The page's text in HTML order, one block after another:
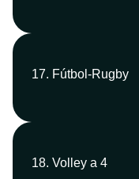
17. Fútbol-Rugby
18. Volley a 4